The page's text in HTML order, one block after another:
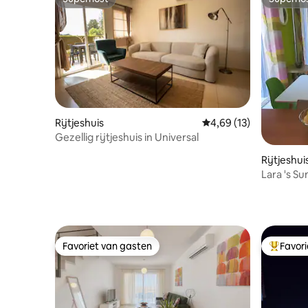
Superhost
Rijtjeshuis Gemiddelde
4,69 (13)
Gezellig rijtjeshuis in Universal
Lara 's
Favoriet van gasten
Favoriet van gasten